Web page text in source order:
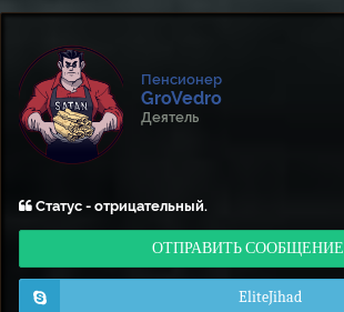
Пенсионер
GroVedro
Деятель
Статус - отрицательный.
ОТПРАВИТЬ СООБЩЕНИЕ
EliteJihad